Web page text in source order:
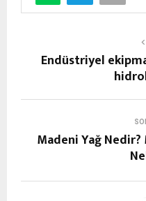
Endüstriyel
Madeni Yağ